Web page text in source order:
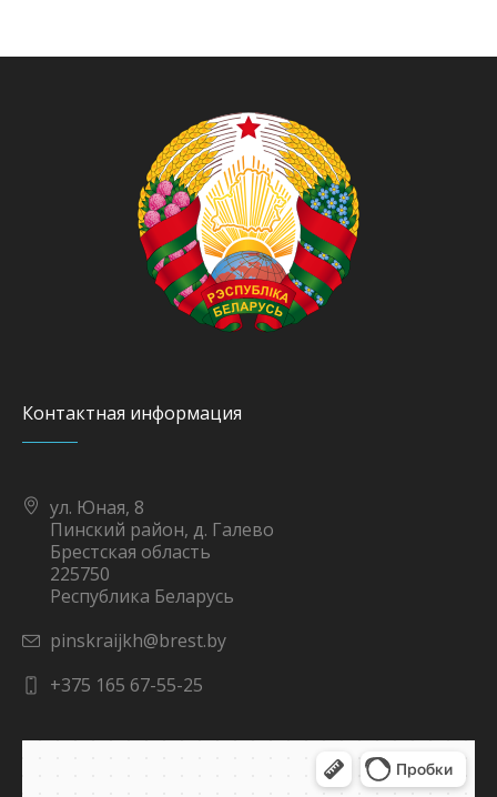
Контактная информация
ул. Юная, 8
Пинский район, д. Галево
Брестская область
225750
Республика Беларусь
pinskraijkh@brest.by
+375 165 67-55-25